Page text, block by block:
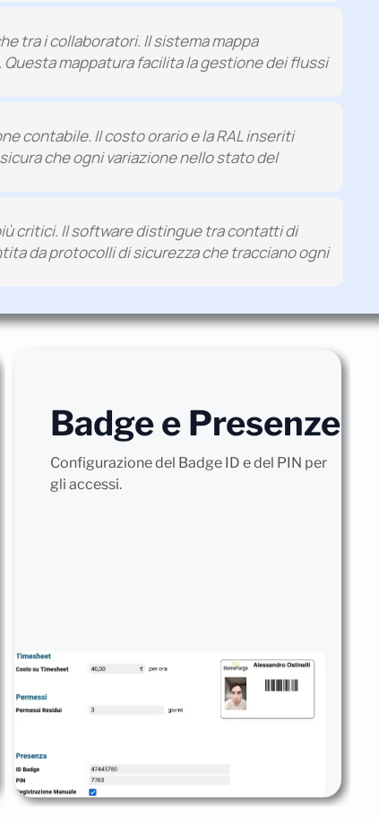
tra i collaboratori. Il sistema mappa
mappatura facilita la gestione dei flussi
contabile. Il costo orario e la RAL inseriti
che ogni variazione nello stato del
critici. Il software distingue tra contatti di
da protocolli di sicurezza che tracciano ogni
Badge e Presenze
Configurazione del Badge ID e del PIN per
gli accessi.